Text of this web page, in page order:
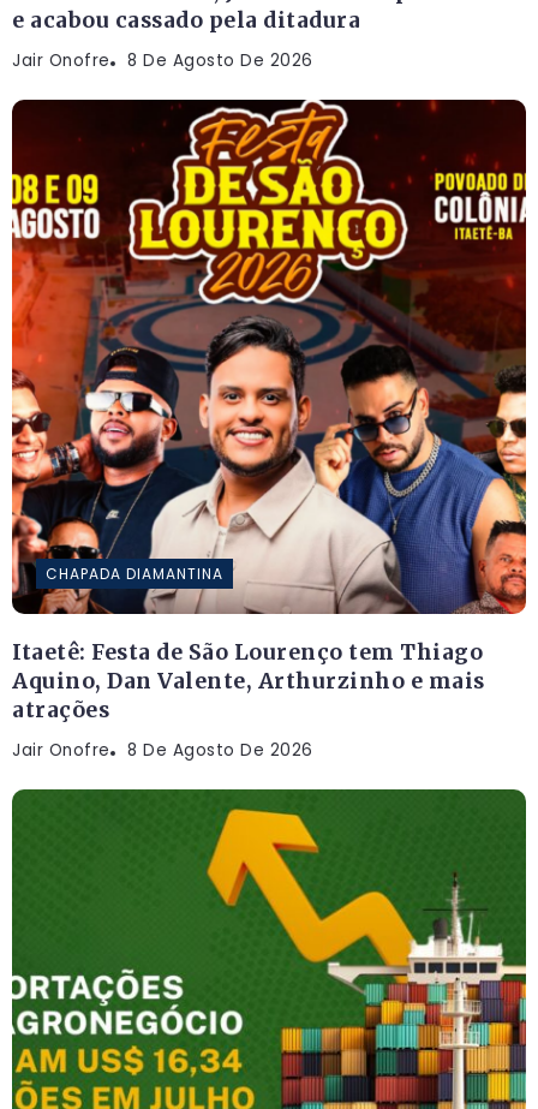
e acabou cassado pela ditadura
Jair Onofre 8 De Agosto De 2026
CHAPADA DIAMANTINA
Itaetê: Festa de São Lourenço tem Thiago
Aquino, Dan Valente, Arthurzinho e mais
atrações
Jair Onofre 8 De Agosto De 2026